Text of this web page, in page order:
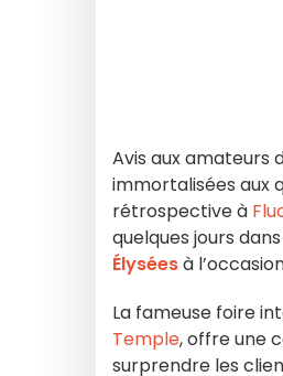
Avis aux amateurs
immortalisées aux
rétrospective à
quelques jours
Élyséesà
La fameuse foire
Temple, offre une
surprendre les